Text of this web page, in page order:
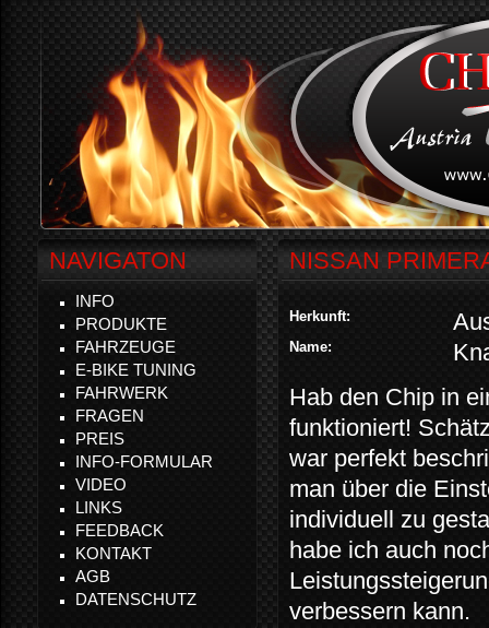
NISSAN
Herkunft:
Name:
Hab den Chip in
funktioniert!
war perfekt
man über die
individuell zu
habe ich auch
verbessern kann.
NAVIGATON
INFO
PRODUKTE
FAHRZEUGE
E-BIKE TUNING
FAHRWERK
FRAGEN
PREIS
INFO-FORMULAR
VIDEO
LINKS
FEEDBACK
KONTAKT
AGB
DATENSCHUTZ